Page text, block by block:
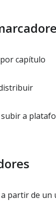
capítulo
a
partir de